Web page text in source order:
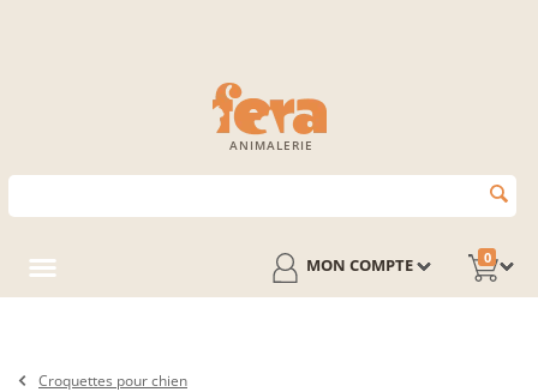
ANIMALERIE
0
MON COMPTE
Croquettes pour chien